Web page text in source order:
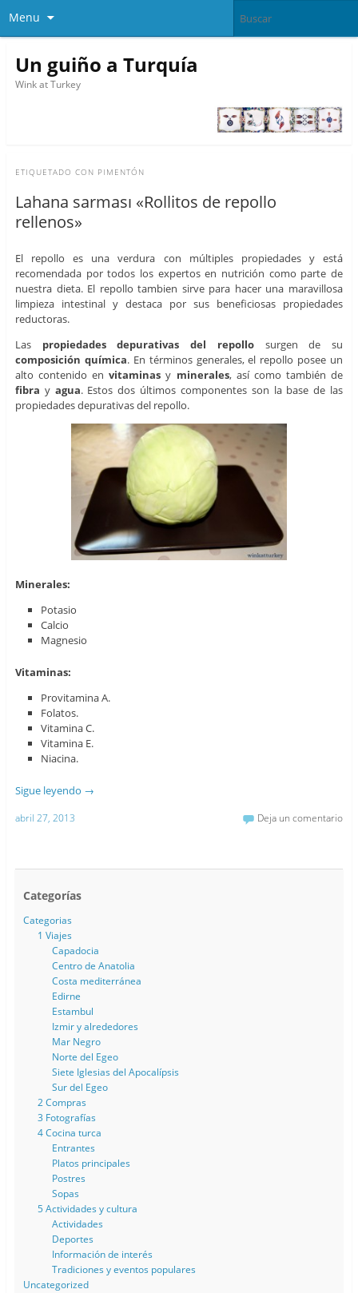
Menu
Un guiño a Turquía
Wink at Turkey
ETIQUETADO CON PIMENTÓN
Lahana sarması «Rollitos de repollo
rellenos»
El repollo es una verdura con múltiples propiedades y está
recomendada por todos los expertos en nutrición como parte de
nuestra dieta. El repollo tambien sirve para hacer una maravillosa
limpieza intestinal y destaca por sus beneficiosas propiedades
reductoras.
Las propiedades depurativas del repollosurgen de su
composición química. En términos generales, el repollo posee un
alto contenido envitaminas y minerales, así como también de
fibra y agua. Estos dos últimos componentes son la base de las
propiedades depurativas del repollo.
Minerales:
Potasio
Calcio
Magnesio
Vitaminas:
Provitamina A.
Folatos.
Vitamina C.
Vitamina E.
Niacina.
Sigue leyendo →
abril 27, 2013 Deja un comentario
Categorías
Categorias
1 Viajes
Capadocia
Centro de Anatolia
Costa mediterránea
Edirne
Estambul
Izmir y alrededores
Mar Negro
Norte del Egeo
Siete Iglesias del Apocalípsis
Sur del Egeo
2 Compras
3 Fotografías
4 Cocina turca
Entrantes
Platos principales
Postres
Sopas
5 Actividades y cultura
Actividades
Deportes
Información de interés
Tradiciones y eventos populares
Uncategorized